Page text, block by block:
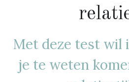
Met deze test wil
je te weten